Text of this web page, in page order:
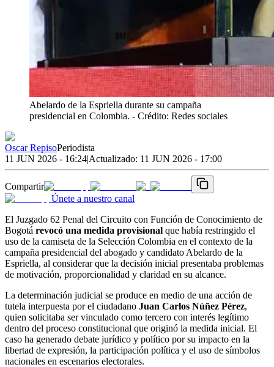
Abelardo de la Espriella durante su campaña
presidencial en Colombia. - Crédito: Redes sociales
Oscar RepisoPeriodista
11 JUN 2026 - 16:24|Actualizado: 11 JUN 2026 - 17:00
Compartir
Únete a nuestro canal
El Juzgado 62 Penal del Circuito con Función de Conocimiento de
Bogotá revocó una medida provisional que había restringido el
uso de la camiseta de la Selección Colombia en el contexto de la
campaña presidencial del abogado y candidato Abelardo de la
Espriella, al considerar que la decisión inicial presentaba problemas
de motivación, proporcionalidad y claridad en su alcance.
La determinación judicial se produce en medio de una acción de
tutela interpuesta por el ciudadano Juan Carlos Núñez Pérez,
quien solicitaba ser vinculado como tercero con interés legítimo
dentro del proceso constitucional que originó la medida inicial. El
caso ha generado debate jurídico y político por su impacto en la
libertad de expresión, la participación política y el uso de símbolos
nacionales en escenarios electorales.